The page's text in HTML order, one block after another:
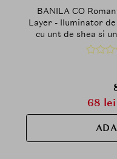
BANILA CO
Layer - Iluminator
cu unt de shea si
accentuarea
printr-un
68 lei